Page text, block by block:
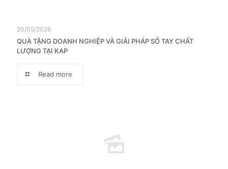
20/05/2026
QUÀ TẶNG DOANH NGHIỆP VÀ GIẢI PHÁP SỔ TAY CHẤT
LƯỢNG TẠI KAP
Read more